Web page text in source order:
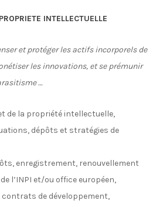
INTELLECTUELLE
et protéger les actifs incorporels de
les innovations, et se prémunir
…
de la propriété intellectuelle,
dépôts et stratégies de
enregistrement, renouvellement
l’INPI et/ou office européen,
contrats de développement,